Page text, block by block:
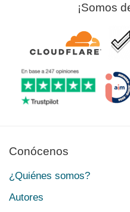
¡Somos
Conócenos
¿Quiénes somos?
Autores